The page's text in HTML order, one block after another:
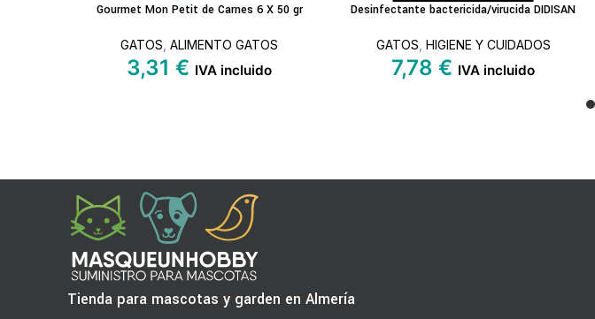
LEER MÁS
Gourmet Mon Petit de Carnes 6 X 50 gr
GATOS ALIMENTO GATOS
3,31 € IVA incluido
AÑADIR AL CARRITO
Desinfectante bactericida/virucida DIDISAN
GATOS HIGIENE Y CUIDADOS
7,78 € IVA incluido
Tienda para mascotas y garden en Almería